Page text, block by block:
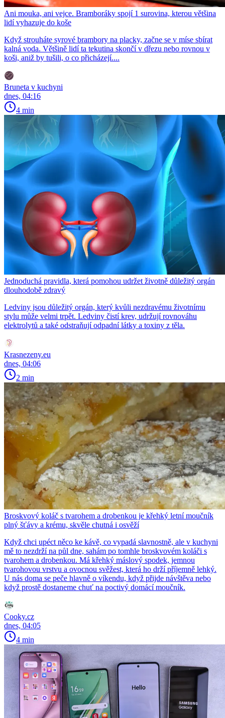
Ani mouka, ani vejce. Bramboráky spojí 1 surovina, kterou většina
lidí vyhazuje do koše
Když strouháte syrové brambory na placky, začne se v míse sbírat
kalná voda. Většině lidí ta tekutina skončí v dřezu nebo rovnou v
koši, aniž by tušili, o co přicházejí....
Bruneta v kuchyni
dnes, 04:16
4 min
Jednoduchá pravidla, která pomohou udržet životně důležitý orgán
dlouhodobě zdravý
Ledviny jsou důležitý orgán, který kvůli nezdravému životnímu
stylu může velmi trpět. Ledviny čistí krev, udržují rovnováhu
elektrolytů a také odstraňují odpadní látky a toxiny z těla.
Krasnezeny.eu
dnes, 04:06
2 min
Broskvový koláč s tvarohem a drobenkou je křehký letní moučník
plný šťávy a krému, skvěle chutná i osvěží
Když chci upéct něco ke kávě, co vypadá slavnostně, ale v kuchyni
mě to nezdrží na půl dne, sahám po tomhle broskvovém koláči s
tvarohem a drobenkou. Má křehký máslový spodek, jemnou
tvarohovou vrstvu a ovocnou svěžest, která ho drží příjemně lehký.
U nás doma se peče hlavně o víkendu, když přijde návštěva nebo
když prostě dostaneme chuť na poctivý domácí moučník.
Cooky.cz
dnes, 04:05
4 min